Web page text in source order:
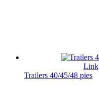
Link
Trailers 40/45/48 pies